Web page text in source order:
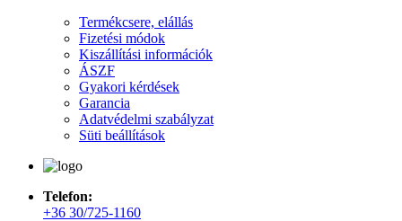
Termékcsere, elállás
Fizetési módok
Kiszállítási információk
ÁSZF
Gyakori kérdések
Garancia
Adatvédelmi szabályzat
Süti beállítások
Telefon:
+36 30/725-1160